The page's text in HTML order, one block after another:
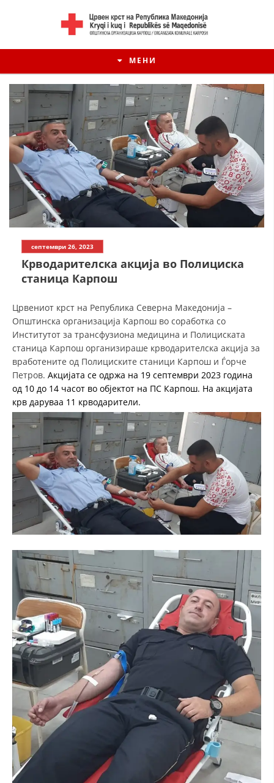
МЕНИ
ДЕЈСТВУВАЊЕ
ПРИРАЧНИЦИ
СТРАТЕГИИ
ЕДУКАТИВНО ИНФОРМАТИВНИ МАТЕРИЈАЛИ
БРОШУРИ
ПОСТЕРИ
ПРЕЗЕНТАЦИИ
септември 26, 2023
Крводарителска акција во Полициска
станица Карпош
Црвениот крст на Република Северна Македонија –
Општинска организација Карпош во соработка со
Институтот за трансфузиона медицина и Полициската
станица Карпош организираше крводарителска акција за
вработените од Полициските станици Карпош и Ѓорче
Петров. Акцијата се одржа на 19 септември 2023 година
од 10 до 14 часот во објектот на ПС Карпош. На акцијата
крв даруваа 11 крводарители.